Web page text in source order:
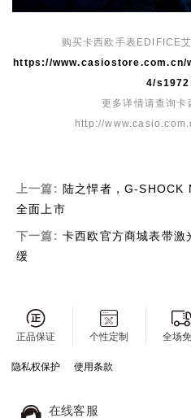
购买卡西欧手表EDIFICE
https://www.casiostore.com.cn/
4/
更多详情请查询卡
http://
上一篇: 陆之悍者，G-SHOCK
全面上市
下一篇: 卡西欧官方商城表带激
缓
正品保证 个性定制 全场
隐私权保护 使用条款
在线客服